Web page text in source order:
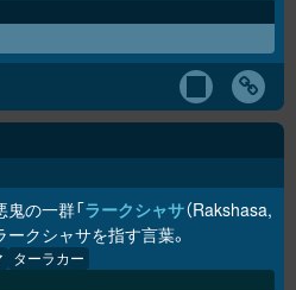
の一群「ラークシャサ（Rakshasa,
ークシャサを指す言葉。
ターラカー